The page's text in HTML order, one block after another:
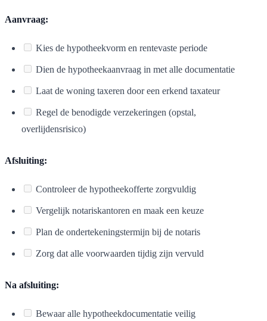
Aanvraag:
Kies de hypotheekvorm en rentevaste periode
Dien de hypotheekaanvraag in met alle documentatie
Laat de woning taxeren door een erkend taxateur
Regel de benodigde verzekeringen (opstal,
overlijdensrisico)
Afsluiting:
Controleer de hypotheekofferte zorgvuldig
Vergelijk notariskantoren en maak een keuze
Plan de ondertekeningstermijn bij de notaris
Zorg dat alle voorwaarden tijdig zijn vervuld
Na afsluiting:
Bewaar alle hypotheekdocumentatie veilig